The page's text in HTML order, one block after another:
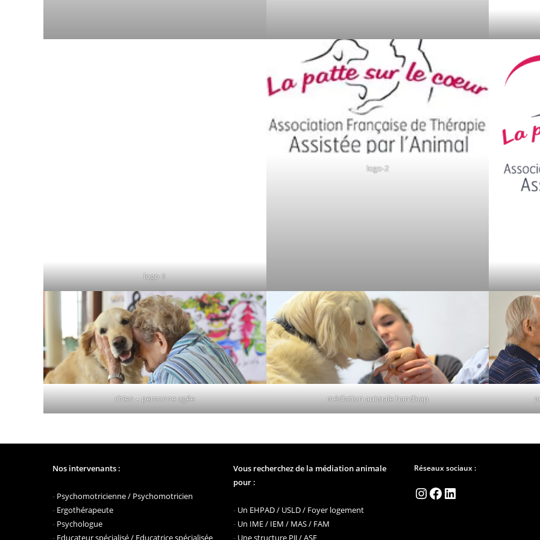
logo-1
logo-2
chien – personne agée médiation animale handicap
Nos intervenants :
- Psychomotricienne / Psychomotricien
- Ergothérapeute
- Psychologue
- Educateur spécialisé / Educatrice spécialisée
Vous recherchez de la médiation animale
pour :
- Un EHPAD / USLD / Foyer logement
- Un IME / IEM / MAS / FAM
- Une structure PJJ / ASE
Réseaux sociaux :
Instagram
Facebook
LinkedIn